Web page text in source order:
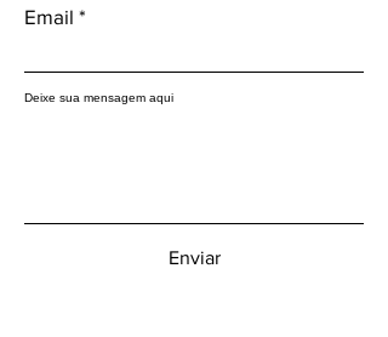
Email
Deixe sua mensagem aqui
Enviar